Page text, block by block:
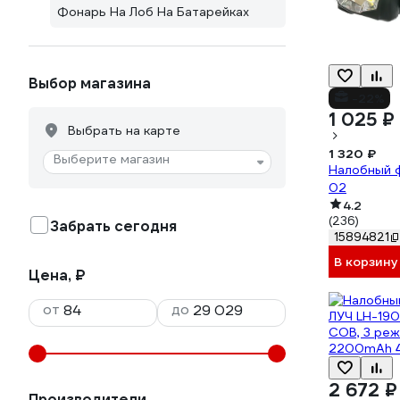
Фонарь На Лоб На Батарейках
Выбор магазина
Выбрать на карте
Выберите магазин
Забрать сегодня
Цена, ₽
от
до
1 025 ₽
1 320 ₽
Налобный
02
4.2
(236)
15894821
В корзину
2 672 ₽